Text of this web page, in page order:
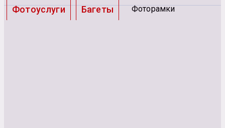
Фотоуслуги Багеты Фоторамки